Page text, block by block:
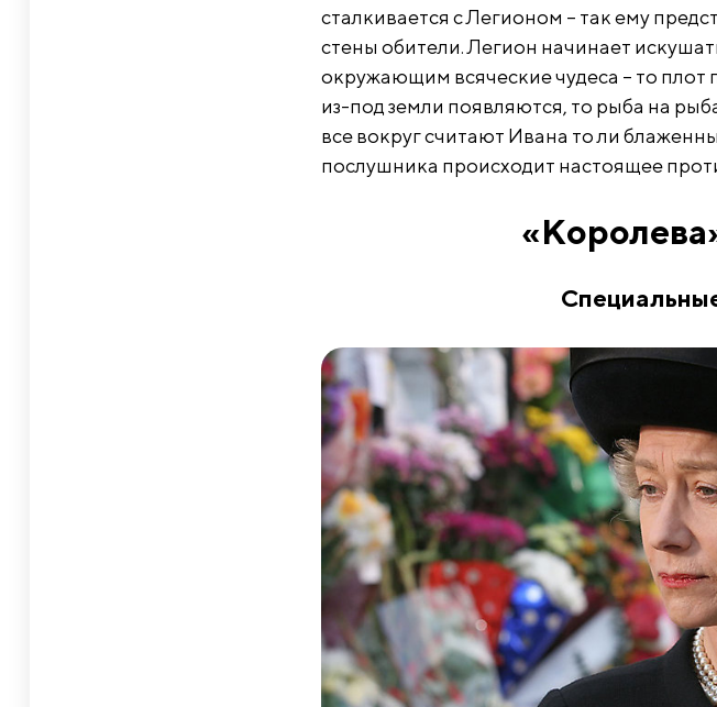
сталкивается с Легионом – так ему
стены обители. Легион начинает
окружающим всяческие чудеса – то плот
из-под земли появляются, то рыба на
все вокруг считают Ивана то ли
послушника происходит настоящее